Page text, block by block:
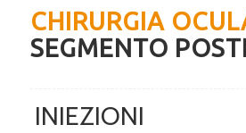
CHIRURGIA
SEGMENTO
INIEZIONI